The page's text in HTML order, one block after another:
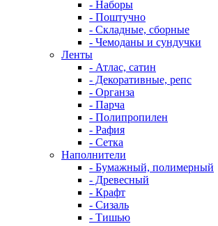
- Наборы
- Поштучно
- Складные, сборные
- Чемоданы и сундучки
Ленты
- Атлас, сатин
- Декоративные, репс
- Органза
- Парча
- Полипропилен
- Рафия
- Сетка
Наполнители
- Бумажный, полимерный
- Древесный
- Крафт
- Сизаль
- Тишью